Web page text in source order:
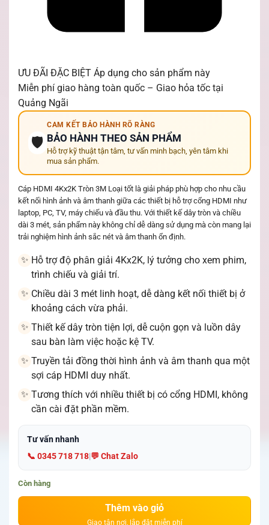
ƯU ĐÃI ĐẶC BIỆT Áp dụng cho sản phẩm này
Miễn phí giao hàng toàn quốc – Giao hỏa tốc tại
Quảng Ngãi
🛡️
CAM KẾT BẢO HÀNH RÕ RÀNG
BẢO HÀNH THEO SẢN PHẨM
Hỗ trợ kỹ thuật tận tâm, tư vấn minh bạch, yên tâm khi
mua sản phẩm.
Cáp HDMI 4Kx2K Tròn 3M Loại tốt là giải pháp phù hợp cho nhu cầu
kết nối hình ảnh và âm thanh giữa các thiết bị hỗ trợ cổng HDMI như
laptop, PC, TV, máy chiếu và đầu thu. Với thiết kế dây tròn và chiều
dài 3 mét, sản phẩm này không chỉ dễ dàng sử dụng mà còn mang lại
trải nghiệm hình ảnh sắc nét và âm thanh ổn định.
✨ Hỗ trợ độ phân giải 4Kx2K, lý tưởng cho xem phim,
trình chiếu và giải trí.
✨ Chiều dài 3 mét linh hoạt, dễ dàng kết nối thiết bị ở
khoảng cách vừa phải.
✨ Thiết kế dây tròn tiện lợi, dễ cuộn gọn và luồn dây
sau bàn làm việc hoặc kệ TV.
✨ Truyền tải đồng thời hình ảnh và âm thanh qua một
sợi cáp HDMI duy nhất.
✨ Tương thích với nhiều thiết bị có cổng HDMI, không
cần cài đặt phần mềm.
Tư vấn nhanh
📞 0345 718 718|💬 Chat Zalo
Còn hàng
Thêm vào giỏ